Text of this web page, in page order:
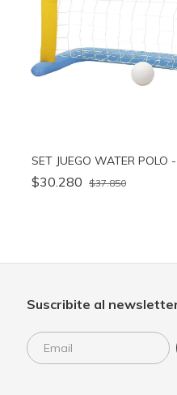
SET JUEGO WATER POLO
$30.280 $37.850
Suscribite al